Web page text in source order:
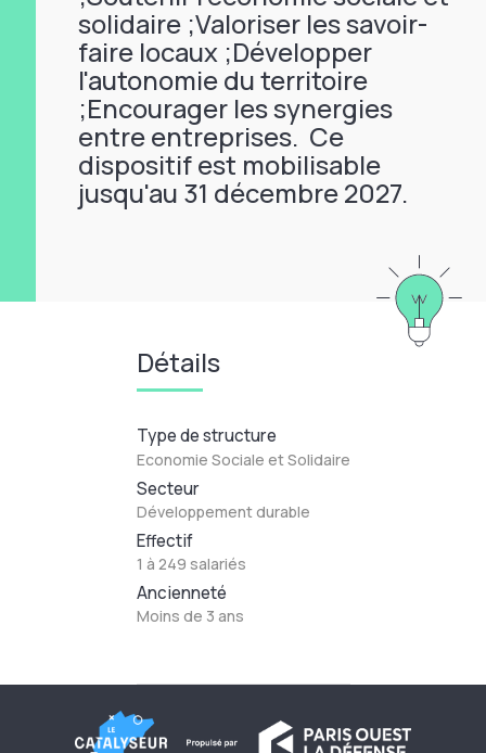
solidaire ;Valoriser les savoir-
faire locaux ;Développer
l'autonomie du territoire
;Encourager les synergies
entre entreprises. Ce
dispositif est mobilisable
jusqu'au 31 décembre 2027.
Détails
Type de structure
Economie Sociale et Solidaire
Secteur
Développement durable
Effectif
1 à 249 salariés
Ancienneté
Moins de 3 ans